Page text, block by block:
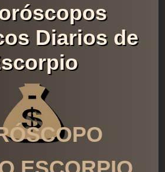
Diarios de